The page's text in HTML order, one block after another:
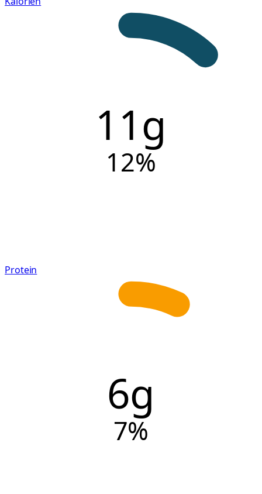
11g
12%
Protein
6g
7%